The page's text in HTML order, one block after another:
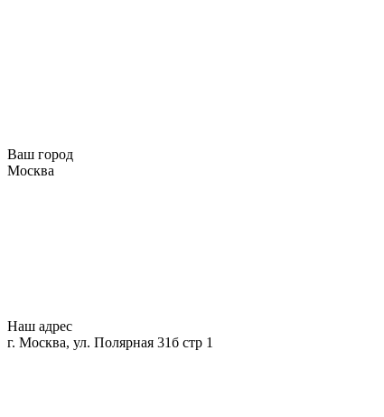
Ваш город
Москва
Наш адрес
г. Москва, ул. Полярная 31б стр 1